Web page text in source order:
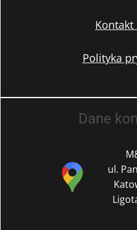
Kontakt
Polityka
Dane
ul.